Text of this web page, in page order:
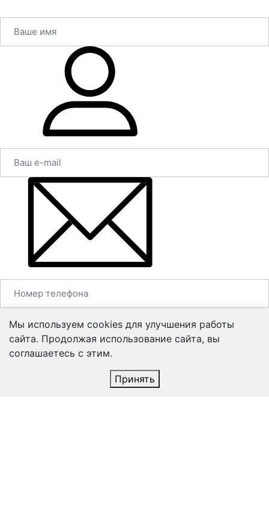
Мы используем cookies для улучшения работы
сайта. Продолжая использование сайта, вы
соглашаетесь с этим.
Принять